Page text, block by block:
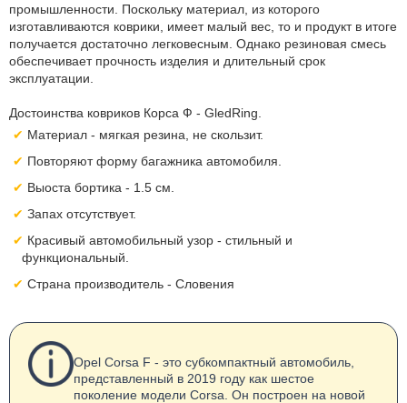
промышленности. Поскольку материал, из которого
изготавливаются коврики, имеет малый вес, то и продукт в итоге
получается достаточно легковесным. Однако резиновая смесь
обеспечивает прочность изделия и длительный срок
эксплуатации.
Достоинства ковриков Корса Ф - GledRing.
Материал - мягкая резина, не скользит.
Повторяют форму багажника автомобиля.
Выоста бортика - 1.5 см.
Запах отсутствует.
Красивый автомобильный узор - стильный и
функциональный.
Страна производитель - Словения
Opel Corsa F - это субкомпактный автомобиль,
представленный в 2019 году как шестое
поколение модели Corsa. Он построен на новой